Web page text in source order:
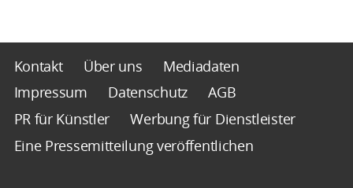
Kontakt Über uns
Mediadaten
Impressum
Datenschutz
AGB
PR für Künstler
Werbung für Dienstleister
Eine Pressemitteilung veröffentlichen